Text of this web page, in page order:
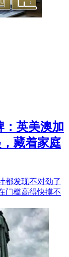
：英美澳加
藏着家庭
都发现不对劲了
门槛高得快摸不